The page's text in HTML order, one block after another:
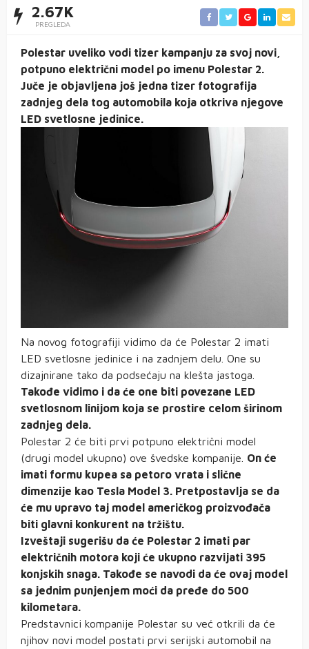
2.67K
PREGLEDA
Polestar uveliko vodi tizer kampanju za svoj novi,
potpuno električni model po imenu Polestar 2.
Juče je objavljena još jedna tizer fotografija
zadnjeg dela tog automobila koja otkriva njegove
LED svetlosne jedinice.
Na novog fotografiji vidimo da će Polestar 2 imati
LED svetlosne jedinice i na zadnjem delu. One su
dizajnirane tako da podsećaju na klešta jastoga.
Takođe vidimo i da će one biti povezane LED
svetlosnom linijom koja se prostire celom širinom
zadnjeg dela.
Polestar 2 će biti prvi potpuno električni model
(drugi model ukupno) ove švedske kompanije. On će
imati formu kupea sa petoro vrata i slične
dimenzije kao Tesla Model 3. Pretpostavlja se da
će mu upravo taj model američkog proizvođača
biti glavni konkurent na tržištu.
Izveštaji sugerišu da će Polestar 2 imati par
električnih motora koji će ukupno razvijati 395
konjskih snaga. Takođe se navodi da će ovaj model
sa jednim punjenjem moći da pređe do 500
kilometara.
Predstavnici kompanije Polestar su već otkrili da će
njihov novi model postati prvi serijski automobil na